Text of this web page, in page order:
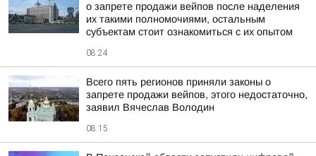
о запрете продажи вейпов после наделения
их такими полномочиями, остальным
субъектам стоит ознакомиться с их опытом
08:24
Всего пять регионов приняли законы о
запрете продажи вейпов, этого недостаточно,
заявил Вячеслав Володин
08:15